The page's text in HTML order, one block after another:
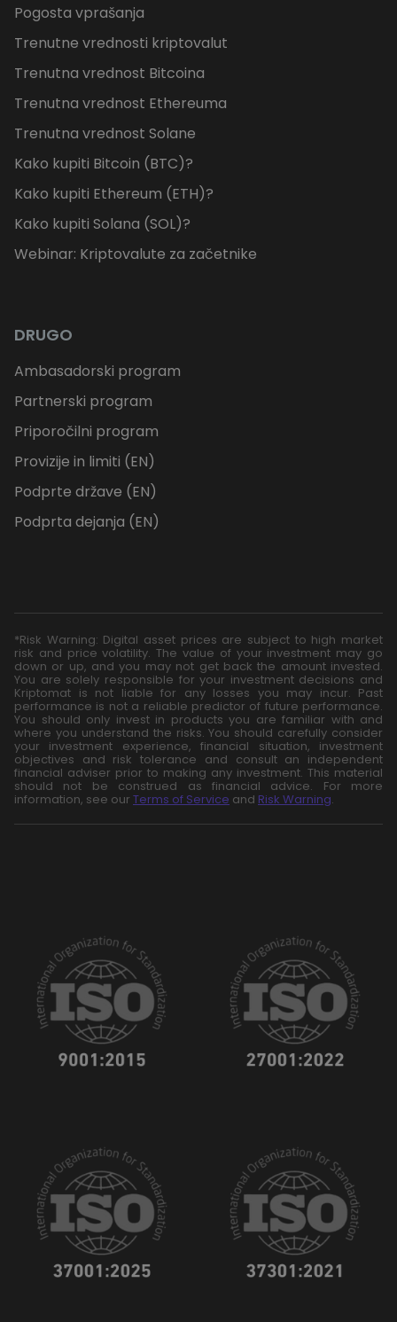
Pogosta vprašanja
Trenutne vrednosti kriptovalut
Trenutna vrednost Bitcoina
Trenutna vrednost Ethereuma
Trenutna vrednost Solane
Kako kupiti Bitcoin (BTC)?
Kako kupiti Ethereum (ETH)?
Kako kupiti Solana (SOL)?
Webinar: Kriptovalute za začetnike
DRUGO
Ambasadorski program
Partnerski program
Priporočilni program
Provizije in limiti (EN)
Podprte države (EN)
Podprta dejanja (EN)
*Risk Warning: Digital asset prices are subject to high market
risk and price volatility. The value of your investment may go
down or up, and you may not get back the amount invested.
You are solely responsible for your investment decisions and
Kriptomat is not liable for any losses you may incur. Past
performance is not a reliable predictor of future performance.
You should only invest in products you are familiar with and
where you understand the risks. You should carefully consider
your investment experience, financial situation, investment
objectives and risk tolerance and consult an independent
financial adviser prior to making any investment. This material
should not be construed as financial advice. For more
information, see our Terms of Service and Risk Warning.